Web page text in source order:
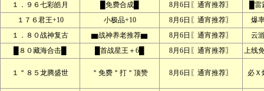
１．９６七彩皓月
█免费合成█ 8月6日〖通宵推荐〗
█
１７６君王+10
小极品+10 8月6日〖通宵推荐〗
爆
１．８０战神复古
▆战神养老推荐▆ 8月6日〖通宵推荐〗
云
█８０藏海合击█
█首战星王＋6█ 8月6日〖通宵推荐〗 上线
１＂８５龙腾盛世 ＂免费＂打＂顶赞 8月6日〖通宵推荐〗 必Ｘ